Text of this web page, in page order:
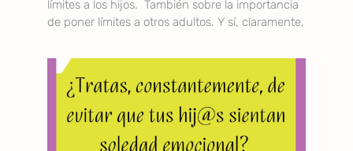
límites a los hijos. También sobre la importancia
de poner límites a otros adultos. Y sí, claramente,